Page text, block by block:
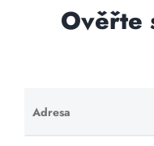
Ověřte
Adresa
Ponechte
toto pole